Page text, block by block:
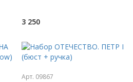
стеклом корпуса.
3 250
Арт. 09867